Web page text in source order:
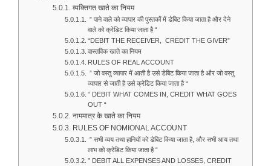
व्यक्तिगत खाते का नियम
” पाने वाले को व्यापार की पुस्तकों में डेबिट किया जाता है और देने
वाले को क्रेडिट किया जाता है “
“DEBIT THE RECEIVER, CREDIT THE GIVER”
वास्तविक खाते का नियम
RULES OF REAL ACCOUNT
” जो वस्तु व्यापार में आती है उसे डेबिट किया जाता है और जो वस्तु
व्यापार से जाती है उसे क्रेडिट किया जाता है “
” DEBIT WHAT COMES IN, CREDIT WHAT GOES
OUT “
नाममात्र के खाते का नियम
RULES OF NOMIONAL ACCOUNT
” सभी व्यय तथा हानियों को डेबिट किया जाता है, और सभी आय तथा
लाभ को क्रेडिट किया जाता है “
” DEBIT ALL EXPENSES AND LOSSES, CREDIT